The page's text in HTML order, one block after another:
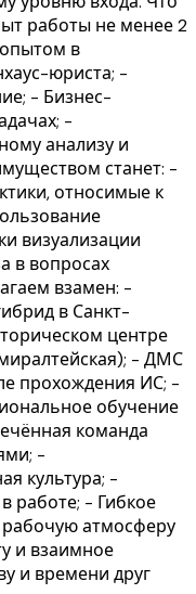
работы не менее 2
в
юриста; -
- Бизнес-
-
анализу и
станет: -
относимые к
визуализации
в вопросах
взамен: -
в Санкт-
центре
- ДМС
прохождения ИС; -
обучение
команда
-
культура; -
работе; - Гибкое
атмосферу
и взаимное
и времени друг